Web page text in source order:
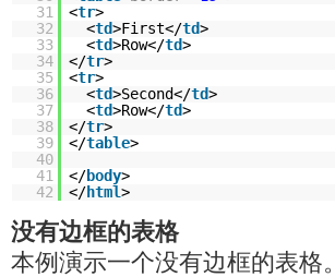
31
<tr>
32
<td>First</td>
33
<td>Row</td>
34
</tr>
35
<tr>
36
<td>Second</td>
37
<td>Row</td>
38
</tr>
39
</table>
40
41
</body>
42
</html>
没有边框的表格
本例演示一个没有边框的表格。